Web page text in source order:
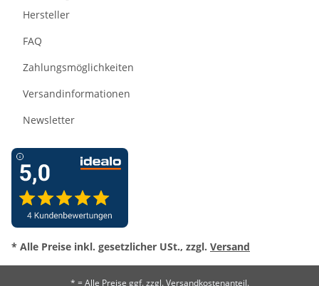
Hersteller
FAQ
Zahlungsmöglichkeiten
Versandinformationen
Newsletter
* Alle Preise inkl. gesetzlicher USt., zzgl. Versand
* = Alle Preise ggf. zzgl. Versandkostenanteil.